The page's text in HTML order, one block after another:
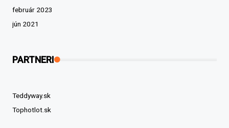
február 2023
jún 2021
PARTNERI
Teddyway.sk
Tophotlot.sk